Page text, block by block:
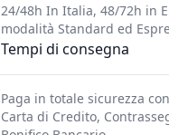
Tempi di consegna
24/48h In Italia, 48/72h in
modalità Standard ed
Paga in totale sicurezza
Carta di Credito,